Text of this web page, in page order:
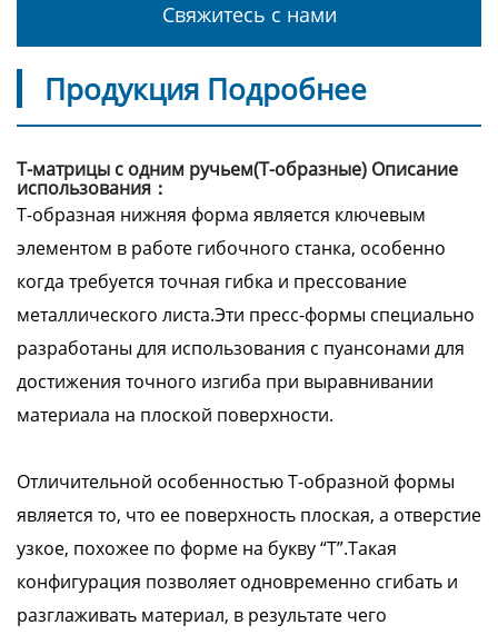
Свяжитесь с нами
Продукция Подробнее
Т-матрицы с одним ручьем(Т-образные) Описание
использования：
Т-образная нижняя форма является ключевым
элементом в работе гибочного станка, особенно
когда требуется точная гибка и прессование
металлического листа.Эти пресс-формы специально
разработаны для использования с пуансонами для
достижения точного изгиба при выравнивании
материала на плоской поверхности.
Отличительной особенностью Т-образной формы
является то, что ее поверхность плоская, а отверстие
узкое, похожее по форме на букву “Т”.Такая
конфигурация позволяет одновременно сгибать и
разглаживать материал, в результате чего